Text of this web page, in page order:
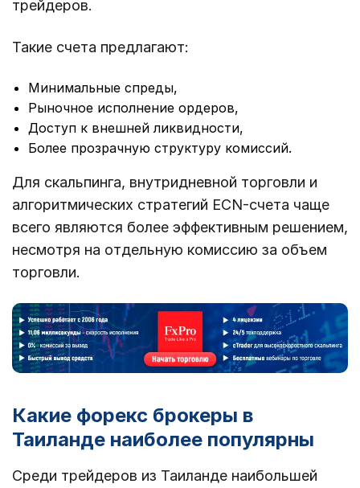
трейдеров.
Такие счета предлагают:
Минимальные спреды,
Рыночное исполнение ордеров,
Доступ к внешней ликвидности,
Более прозрачную структуру комиссий.
Для скальпинга, внутридневной торговли и
алгоритмических стратегий ECN-счета чаще
всего являются более эффективным решением,
несмотря на отдельную комиссию за объем
торговли.
Какие форекс брокеры в
Таиланде наиболее популярны
Среди трейдеров из Таиланде наибольшей